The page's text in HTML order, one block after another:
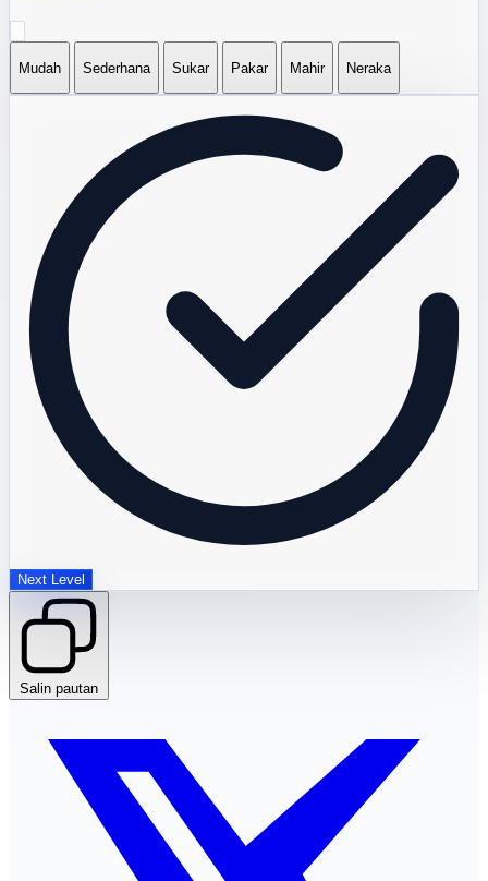
Mudah Sederhana Sukar Pakar Mahir Neraka
Next Level
Salin pautan